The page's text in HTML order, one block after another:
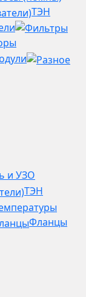
ТЭН
и УЗО
ТЭН
Фланцы